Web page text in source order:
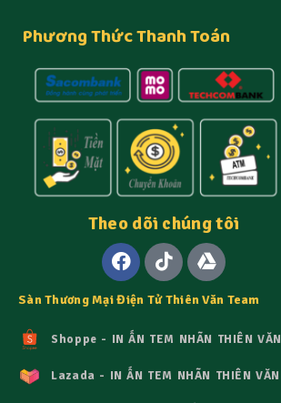
Phương Thức Thanh Toán
Theo dõi chúng tôi
Sàn Thương Mại Điện Tử Thiên Văn Team
Shoppe - IN ẤN TEM NHÃN THIÊN VĂN
Lazada - IN ẤN TEM NHÃN THIÊN VĂN